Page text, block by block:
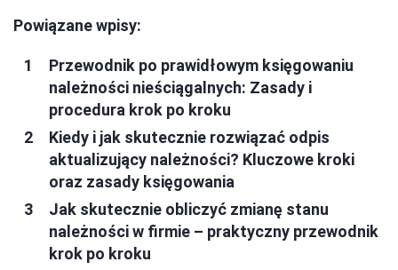
Powiązane wpisy:
Przewodnik po prawidłowym księgowaniu
należności nieściągalnych: Zasady i
procedura krok po kroku
Kiedy i jak skutecznie rozwiązać odpis
aktualizujący należności? Kluczowe kroki
oraz zasady księgowania
Jak skutecznie obliczyć zmianę stanu
należności w firmie – praktyczny przewodnik
krok po kroku